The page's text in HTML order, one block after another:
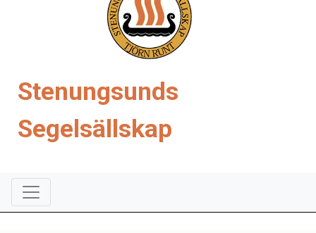
Stenungsunds
Segelsällskap